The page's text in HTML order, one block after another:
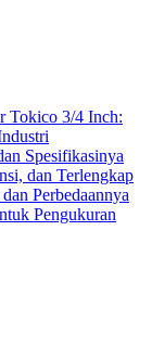
Tokico 3/4 Inch:
Spesifikasinya
dan Terlengkap
Perbedaannya
Pengukuran